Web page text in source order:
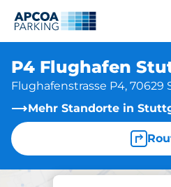
P4 Flughafen
Flughafenstrasse P4,
Mehr Standorte in